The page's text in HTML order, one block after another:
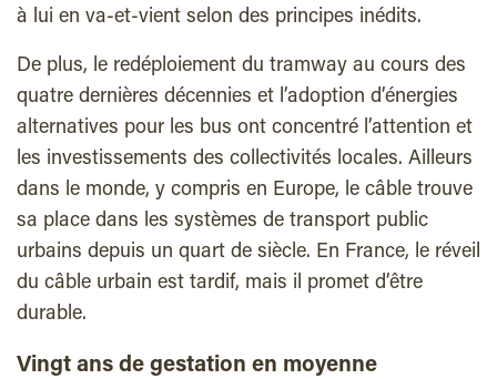
à lui en va-et-vient selon des principes inédits.
De plus, le redéploiement du tramway au cours des
quatre dernières décennies et l’adoption d’énergies
alternatives pour les bus ont concentré l’attention et
les investissements des collectivités locales. Ailleurs
dans le monde, y compris en Europe, le câble trouve
sa place dans les systèmes de transport public
urbains depuis un quart de siècle. En France, le réveil
du câble urbain est tardif, mais il promet d’être
durable.
Vingt ans de gestation en moyenne